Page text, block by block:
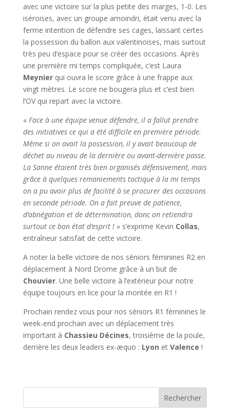
avec une victoire sur la plus petite des marges, 1-0. Les
iséroises, avec un groupe amoindri, était venu avec la
ferme intention de défendre ses cages, laissant certes
la possession du ballon aux valentinoises, mais surtout
très peu d’espace pour se créer des occasions. Après
une première mi temps compliquée, c’est Laura
Meynier qui ouvra le score grâce à une frappe aux
vingt mètres. Le score ne bougera plus et c’est bien
l’OV qui repart avec la victoire.
« Face à une équipe venue défendre, il a fallut prendre
des initiatives ce qui a été difficile en première période.
Même si on avait la possession, il y avait beaucoup de
déchet au niveau de la dernière ou avant-dernière passe.
La Sanne étaient très bien organisés défensivement, mais
grâce à quelques remaniements tactique à la mi temps
on a pu avoir plus de facilité à se procurer des occasions
en seconde période. On a fait preuve de patience,
d’abnégation et de détermination, donc on retiendra
surtout ce bon état d’esprit !» s’exprime Kevin Collas,
entraîneur satisfait de cette victoire.
A noter la belle victoire de nos séniors féminines R2 en
déplacement à Nord Drome grâce à un but de
Chouvier. Une belle victoire à l’extérieur pour notre
équipe toujours en lice pour la montée en R1 !
Prochain rendez vous pour nos séniors R1 féminines le
week-end prochain avec un déplacement très
important à Chassieu Décines, troisième de la poule,
derrière les deux leaders ex-æquo : Lyon et Valence !
Rechercher